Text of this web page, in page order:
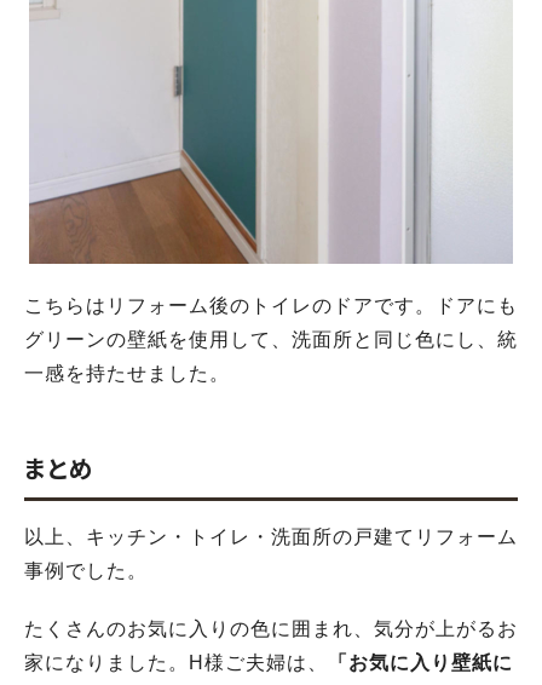
こちらはリフォーム後のトイレのドアです。ドアにも
グリーンの壁紙を使用して、洗面所と同じ色にし、統
一感を持たせました。
まとめ
以上、キッチン・トイレ・洗面所の戸建てリフォーム
事例でした。
たくさんのお気に入りの色に囲まれ、気分が上がるお
家になりました。H様ご夫婦は、
「お気に入り壁紙に